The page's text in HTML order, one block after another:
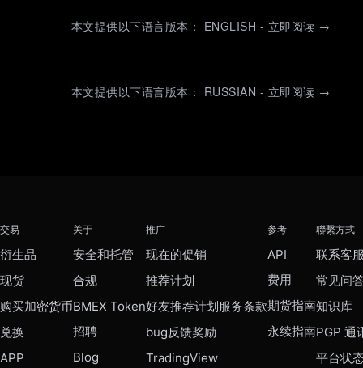
本文提供以下语言版本： ENGLISH - 立即阅读 →
本文提供以下语言版本： RUSSIAN - 立即阅读 →
交易
衍生品
现货
购买加密货币
兑换
APP
关于
安全和托管
合规
BMEX Token
招聘
Blog
推广
现在的促销
推荐计划
好友推荐计划服务条款
bug反馈奖励
TradingView
参考
API
费用
期货指南
永续指南
聯繫方式
联系客
常见问
知识库
PGP 通
平台状